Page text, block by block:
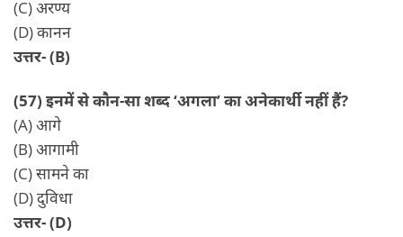
(C) अरण्य
(D) कानन
उत्तर- (B)
(57) इनमें से कौन-सा शब्द ‘अगला’ का अनेकार्थी नहीं हैं?
(A) आगे
(B) आगामी
(C) सामने का
(D) दुविधा
उत्तर- (D)